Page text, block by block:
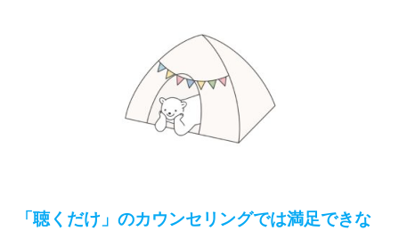
「聴くだけ」のカウンセリングでは満足できな